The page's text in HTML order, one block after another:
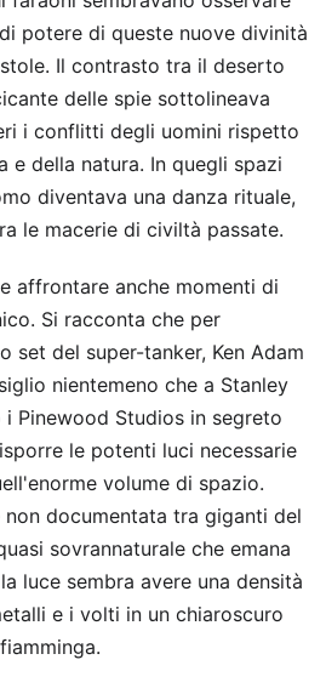
potere di queste nuove divinità
Il contrasto tra il deserto
delle spie sottolineava
i conflitti degli uomini rispetto
e della natura. In quegli spazi
diventava una danza rituale,
le macerie di civiltà passate.
affrontare anche momenti di
Si racconta che per
set del super-tanker, Ken Adam
nientemeno che a Stanley
Pinewood Studios in segreto
le potenti luci necessarie
volume di spazio.
documentata tra giganti del
sovrannaturale che emana
luce sembra avere una densità
e i volti in un chiaroscuro